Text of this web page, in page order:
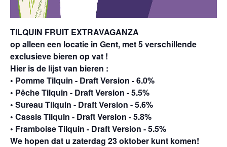
TILQUIN FRUIT EXTRAVAGANZA
op alleen een locatie in Gent, met 5 verschillende
exclusieve bieren op vat !
Hier is de lijst van bieren :
• Pomme Tilquin - Draft Version - 6.0%
• Pêche Tilquin - Draft Version - 5.5%
• Sureau Tilquin - Draft Version - 5.6%
• Cassis Tilquin - Draft Version - 5.8%
• Framboise Tilquin - Draft Version - 5.5%
We hopen dat u zaterdag 23 oktober kunt komen!